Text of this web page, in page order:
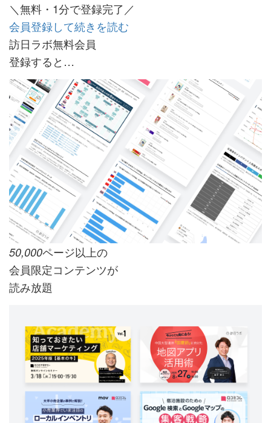
＼無料・1分で登録完了／
会員登録して続きを読む
訪日ラボ無料会員
登録すると…
50,000ページ以上の
会員限定コンテンツが
読み放題